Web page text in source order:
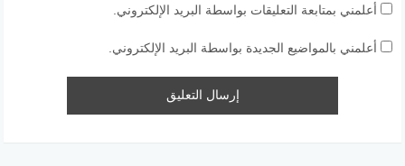
أعلمني بمتابعة التعليقات بواسطة البريد الإلكتروني.
أعلمني بالمواضيع الجديدة بواسطة البريد الإلكتروني.